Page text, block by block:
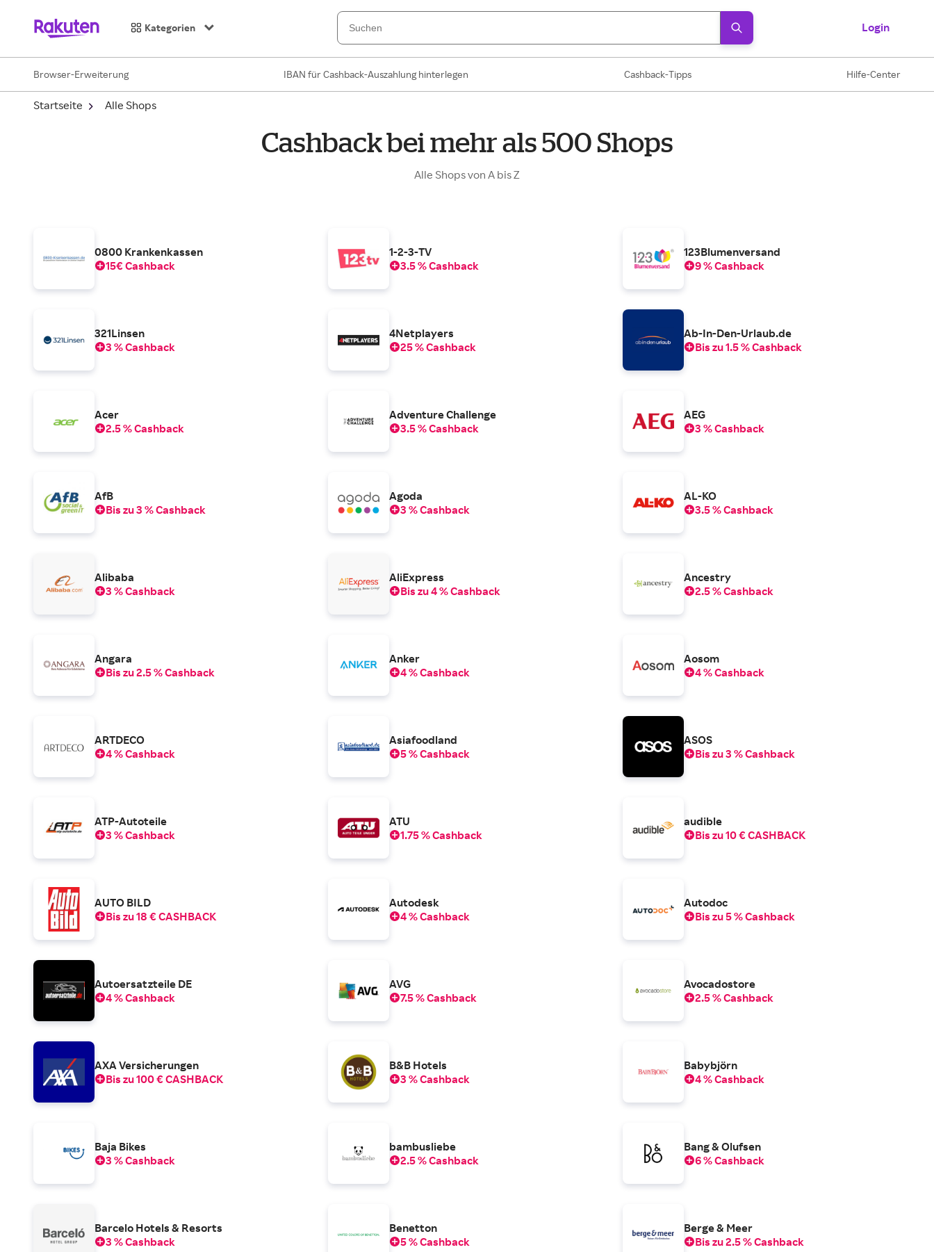
Kategorien Login
Browser-Erweiterung IBAN für Cashback-Auszahlung hinterlegen Cashback-Tipps Hilfe-Center
Startseite Alle Shops
Cashback bei mehr als 500 Shops
Alle Shops von A bis Z
0800 Krankenkassen
15€ Cashback
1-2-3-TV
3.5 % Cashback
123Blumenversand
9 % Cashback
321Linsen
3 % Cashback
4Netplayers
25 % Cashback
Ab-In-Den-Urlaub.de
Bis zu 1.5 % Cashback
Acer
2.5 % Cashback
Adventure Challenge
3.5 % Cashback
AEG
3 % Cashback
AfB
Bis zu 3 % Cashback
Agoda
3 % Cashback
AL-KO
3.5 % Cashback
Alibaba
3 % Cashback
AliExpress
Bis zu 4 % Cashback
Ancestry
2.5 % Cashback
Angara
Bis zu 2.5 % Cashback
Anker
4 % Cashback
Aosom
4 % Cashback
ARTDECO
4 % Cashback
Asiafoodland
5 % Cashback
ASOS
Bis zu 3 % Cashback
ATP-Autoteile
3 % Cashback
ATU
1.75 % Cashback
audible
Bis zu 10 € CASHBACK
AUTO BILD
Bis zu 18 € CASHBACK
Autodesk
4 % Cashback
Autodoc
Bis zu 5 % Cashback
Autoersatzteile DE
4 % Cashback
AVG
7.5 % Cashback
Avocadostore
2.5 % Cashback
AXA Versicherungen
Bis zu 100 € CASHBACK
B&B Hotels
3 % Cashback
Babybjörn
4 % Cashback
Baja Bikes
3 % Cashback
bambusliebe
2.5 % Cashback
Bang & Olufsen
6 % Cashback
Barcelo Hotels & Resorts
3 % Cashback
Benetton
5 % Cashback
Berge & Meer
Bis zu 2.5 % Cashback